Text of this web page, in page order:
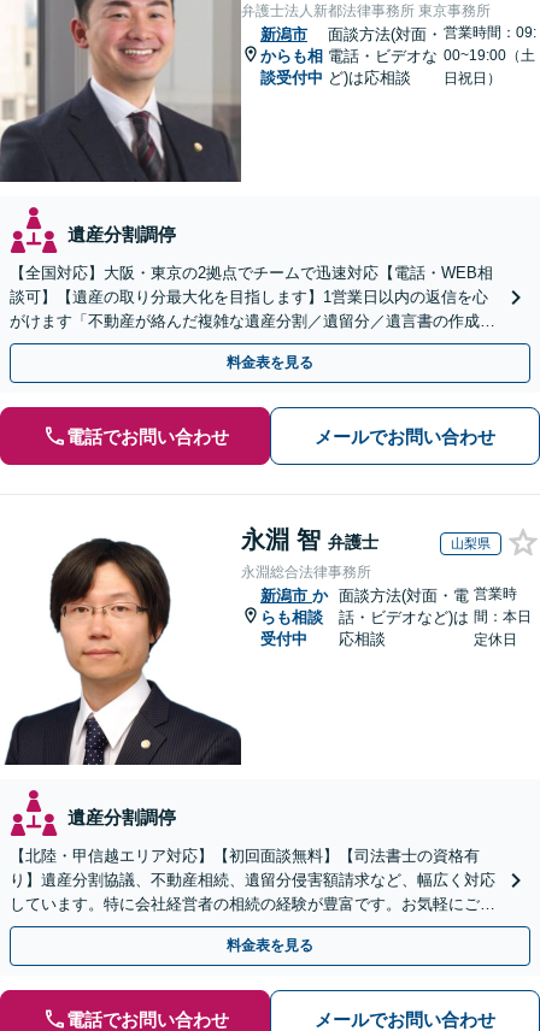
弁護士法人新都法律事務所 東京事務所
新潟市
からも相
談受付中
面談方法(対面・
電話・ビデオな
ど)は応相談
営業時間：09:
00~19:00（土
日祝日）
遺産分割調停
【全国対応】大阪・東京の2拠点でチームで迅速対応【電話・WEB相
談可】【遺産の取り分最大化を目指します】1営業日以内の返信を心
がけます「不動産が絡んだ複雑な遺産分割／遺留分／遺言書の作成・
執行／事業承継など、お任せください」【休日相談あり】
料金表を見る
電話でお問い合わせ メールでお問い合わせ
永淵 智 弁護士 山梨県
永淵総合法律事務所
新潟市 か
らも相談
受付中
面談方法(対面・電
話・ビデオなど)は
応相談
営業時
間：本日
定休日
遺産分割調停
【北陸・甲信越エリア対応】【初回面談無料】【司法書士の資格有
り】遺産分割協議、不動産相続、遺留分侵害額請求など、幅広く対応
しています。特に会社経営者の相続の経験が豊富です。お気軽にご相
談ください。【休日・夜間面談可】【オンライン面談可】
料金表を見る
電話でお問い合わせ メールでお問い合わせ